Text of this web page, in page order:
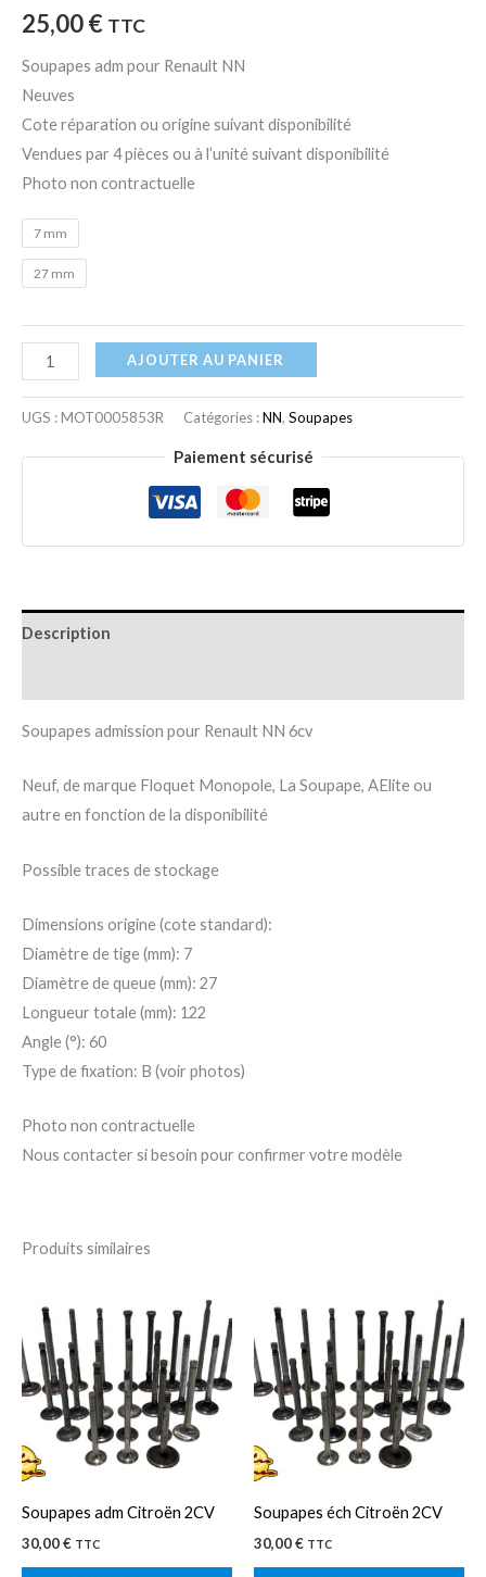
25,00€ TTC
Soupapes adm pour Renault NN
Neuves
Cote réparation ou origine suivant disponibilité
Vendues par 4 pièces ou à l’unité suivant disponibilité
Photo non contractuelle
7 mm
27 mm
AJOUTER AU PANIER
UGS :MOT0005853R Catégories :NN, Soupapes
Paiement sécurisé
Description
Soupapes admission pour Renault NN 6cv
Neuf, de marque Floquet Monopole, La Soupape, AElite ou
autre en fonction de la disponibilité
Possible traces de stockage
Dimensions origine (cote standard):
Diamètre de tige (mm): 7
Diamètre de queue (mm): 27
Longueur totale (mm): 122
Angle (°): 60
Type de fixation: B (voir photos)
Photo non contractuelle
Nous contacter si besoin pour confirmer votre modèle
Produits similaires
Soupapes adm Citroën 2CV
30,00€ TTC
produit
a
plusieurs
variations.
options
être
choisies
Soupapes éch Citroën 2CV
30,00€ TTC
a